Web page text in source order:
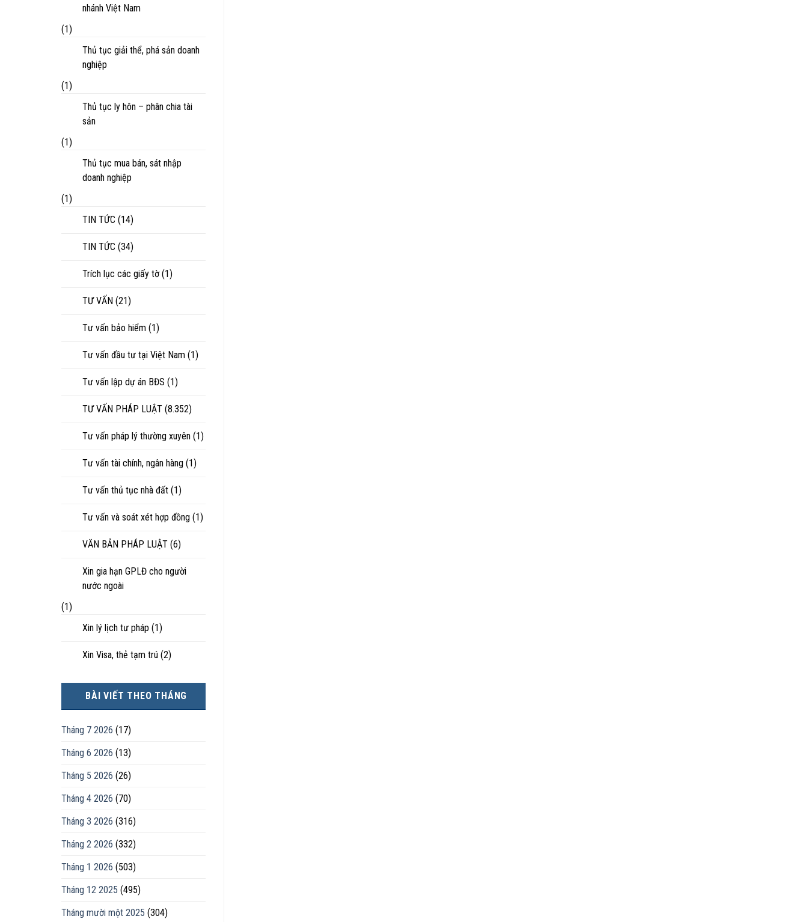
nhánh Việt Nam
(1)
Thủ tục giải thể, phá sản doanh
nghiệp
(1)
Thủ tục ly hôn – phân chia tài
sản
(1)
Thủ tục mua bán, sát nhập
doanh nghiệp
(1)
TIN TỨC (14)
TIN TỨC (34)
Trích lục các giấy tờ (1)
TƯ VẤN (21)
Tư vấn bảo hiểm (1)
Tư vấn đầu tư tại Việt Nam (1)
Tư vấn lập dự án BĐS (1)
TƯ VẤN PHÁP LUẬT (8.352)
Tư vấn pháp lý thường xuyên (1)
Tư vấn tài chính, ngân hàng (1)
Tư vấn thủ tục nhà đất (1)
Tư vấn và soát xét hợp đồng (1)
VĂN BẢN PHÁP LUẬT (6)
Xin gia hạn GPLĐ cho người
nước ngoài
(1)
Xin lý lịch tư pháp (1)
Xin Visa, thẻ tạm trú (2)
BÀI VIẾT THEO THÁNG
Tháng 7 2026 (17)
Tháng 6 2026 (13)
Tháng 5 2026 (26)
Tháng 4 2026 (70)
Tháng 3 2026 (316)
Tháng 2 2026 (332)
Tháng 1 2026 (503)
Tháng 12 2025 (495)
Tháng mười một 2025 (304)